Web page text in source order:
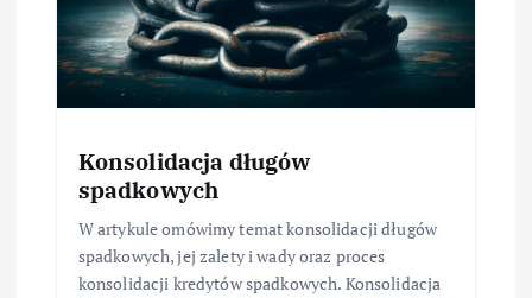
Konsolidacja długów
spadkowych
W artykule omówimy temat konsolidacji długów
spadkowych, jej zalety i wady oraz proces
konsolidacji kredytów spadkowych. Konsolidacja